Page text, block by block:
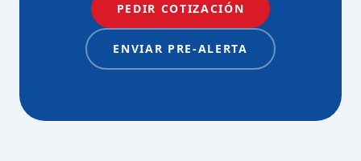
PEDIR COTIZACIÓN
ENVIAR PRE-ALERTA